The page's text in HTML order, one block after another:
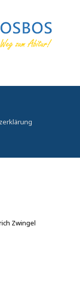
Zwingel